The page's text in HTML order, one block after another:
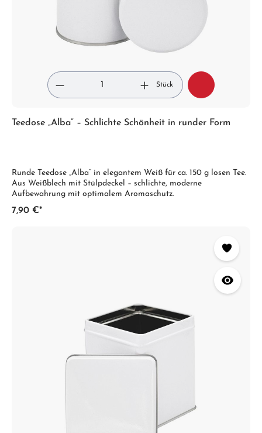
Stück
Teedose „Alba“ – Schlichte Schönheit in runder Form
Runde Teedose „Alba“ in elegantem Weiß für ca. 150 g losen Tee.
Aus Weißblech mit Stülpdeckel – schlichte, moderne
Aufbewahrung mit optimalem Aromaschutz.
7,90 €*